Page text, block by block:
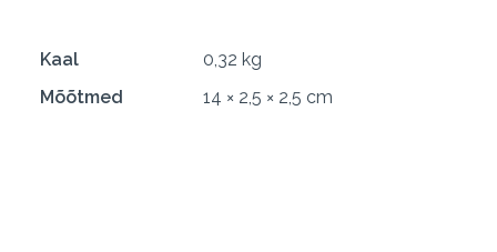
Kaal
0,32 kg
Mõõtmed
14 × 2,5 × 2,5 cm